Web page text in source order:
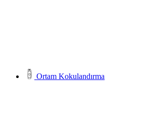
Ortam Kokulandırma